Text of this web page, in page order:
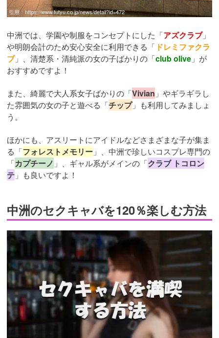
引用：https://www.futyu.co.jp/news/detail?id=472
中洲では、学園や制服をコンセプトにした「アズクラブ」
や明朗会計のため安心安全に利用できる「 ドレミファクラ
ブ」、清楚系・清純派の女の子ばかりの「club olive 」が
おすすめですよ！
また、綺麗で大人系女子ばかりの「Vivian 」やギラギラし
た雰囲気の女の子と遊べる「チップ」も利用してみましょ
う。
ほかにも、アスリートにアイドルなどさまざまな子が集ま
る「フォレストメモリー 」、中洲で珍しいコスプレ専門の
「カプチーノ 」、ギャル系がメインの「クラブ トコロン
テ 」も良いですよ！
中洲のセクキャバを120％楽しむ方法